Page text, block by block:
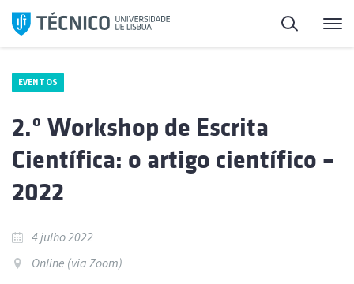
Saltar
para
Pesquisa
EVENTOS
2.º Workshop de Escrita
Científica: o artigo científico –
2022
4 julho 2022
Online (via Zoom)